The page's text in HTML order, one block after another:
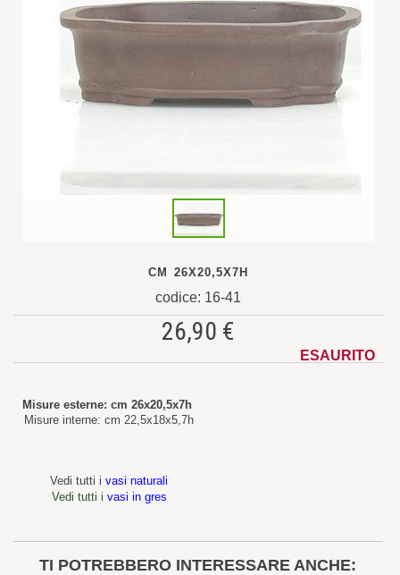
CM 26X20,5X7H
codice: 16-41
26,90 €
ESAURITO
Misure esterne: cm 26x20,5x7h
Misure interne: cm 22,5x18x5,7h
Vedi tutti i vasi naturali
Vedi tutti i vasi in gres
TI POTREBBERO INTERESSARE ANCHE: